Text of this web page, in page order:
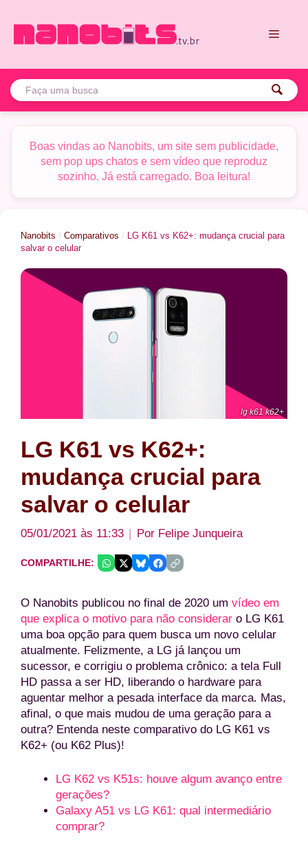
para
Boas vindas ao Nanobits, um site sem publicidade,
sem pop ups chatos e sem vídeo que reproduz
sozinho. Já está carregado. Boa leitura!
Nanobits / Comparativos / LG K61 vs K62+: mudança crucial para
salvar o celular
lg k61 k62+
LG K61 vs K62+:
mudança crucial para
salvar o celular
05/01/2021 às 11:33 Por Felipe Junqueira
COMPARTILHE:
O Nanobits publicou no final de 2020 um vídeo em
que explica o motivo para não considerar o LG K61
uma boa opção para quem busca um novo celular
atualmente. Felizmente, a LG já lançou um
sucessor, e corrigiu o problema crônico: a tela Full
HD passa a ser HD, liberando o hardware para
aguentar melhor a pesada interface da marca. Mas,
afinal, o que mais mudou de uma geração para a
outra? Entenda neste comparativo do LG K61 vs
K62+ (ou K62 Plus)!
LG K62 vs K51s: houve algum avanço entre
gerações?
Galaxy A51 vs LG K61: qual intermediário
comprar?